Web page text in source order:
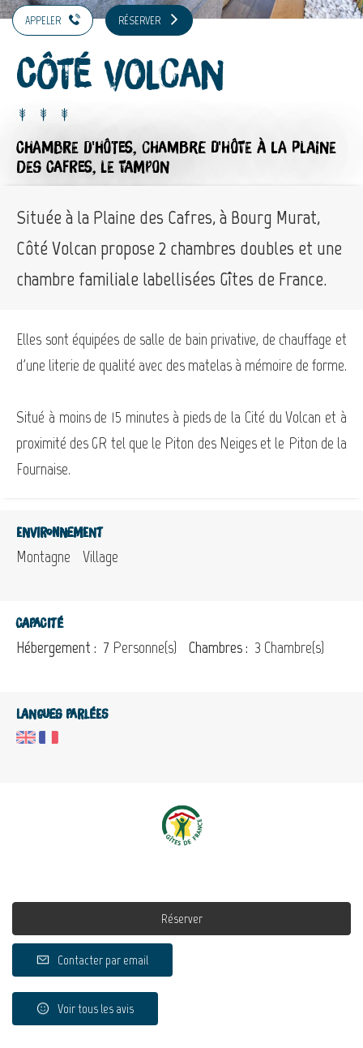
APPELER RÉSERVER
Côté Volcan
CHAMBRE D'HÔTES, CHAMBRE D'HÔTE À LA PLAINE
DES CAFRES, LE TAMPON
Située à la Plaine des Cafres, à Bourg Murat,
Côté Volcan propose 2 chambres doubles et une
chambre familiale labellisées Gîtes de France.
Elles sont équipées de salle de bain privative, de chauffage et
d'une literie de qualité avec des matelas à mémoire de forme.
Situé à moins de 15 minutes à pieds de la Cité du Volcan et à
proximité des GR tel que le Piton des Neiges et le Piton de la
Fournaise.
Environnement
Montagne Village
Capacité
Hébergement : 7 Personne(s) Chambres : 3 Chambre(s)
Langues parlées
Réserver
Contacter par email
Voir tous les avis